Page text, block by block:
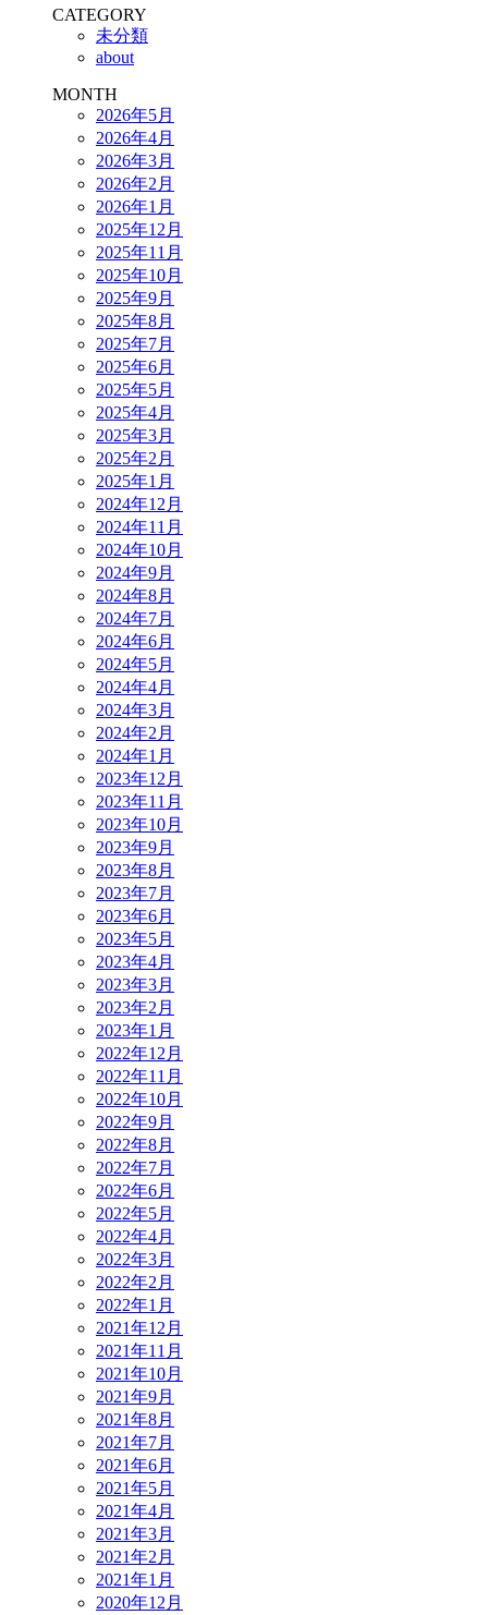
CATEGORY
未分類
about
MONTH
2026年5月
2026年4月
2026年3月
2026年2月
2026年1月
2025年12月
2025年11月
2025年10月
2025年9月
2025年8月
2025年7月
2025年6月
2025年5月
2025年4月
2025年3月
2025年2月
2025年1月
2024年12月
2024年11月
2024年10月
2024年9月
2024年8月
2024年7月
2024年6月
2024年5月
2024年4月
2024年3月
2024年2月
2024年1月
2023年12月
2023年11月
2023年10月
2023年9月
2023年8月
2023年7月
2023年6月
2023年5月
2023年4月
2023年3月
2023年2月
2023年1月
2022年12月
2022年11月
2022年10月
2022年9月
2022年8月
2022年7月
2022年6月
2022年5月
2022年4月
2022年3月
2022年2月
2022年1月
2021年12月
2021年11月
2021年10月
2021年9月
2021年8月
2021年7月
2021年6月
2021年5月
2021年4月
2021年3月
2021年2月
2021年1月
2020年12月